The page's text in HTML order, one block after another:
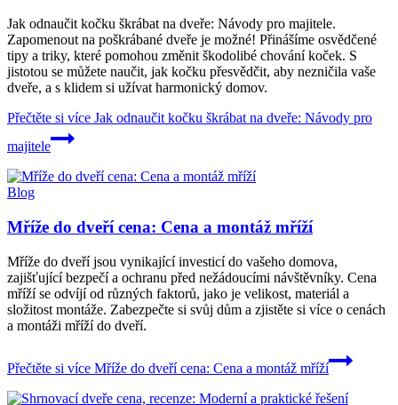
Jak odnaučit kočku škrábat na dveře: Návody pro majitele.
Zapomenout na poškrábané dveře je možné! Přinášíme osvědčené
tipy a triky, které pomohou změnit škodolibé chování koček. S
jistotou se můžete naučit, jak kočku přesvědčit, aby nezničila vaše
dveře, a s klidem si užívat harmonický domov.
Přečtěte si více Jak odnaučit kočku škrábat na dveře: Návody pro
majitele
Blog
Mříže do dveří cena: Cena a montáž mříží
Mříže do dveří jsou vynikající investicí do vašeho domova,
zajišťující bezpečí a ochranu před nežádoucími návštěvníky. Cena
mříží se odvíjí od různých faktorů, jako je velikost, materiál a
složitost montáže. Zabezpečte si svůj dům a zjistěte si více o cenách
a montáži mříží do dveří.
Přečtěte si více Mříže do dveří cena: Cena a montáž mříží